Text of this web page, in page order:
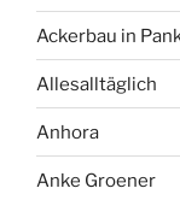
Ackerbau in
Allesalltäglich
Anhora
Anke Groener